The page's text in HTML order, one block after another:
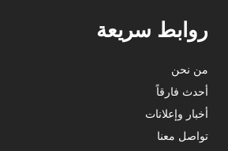
روابط سريعة
من نحن
أحدث فارقاً
أخبار وإعلانات
تواصل معنا